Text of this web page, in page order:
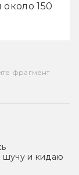
150
фрагмент
шучу и кидаю